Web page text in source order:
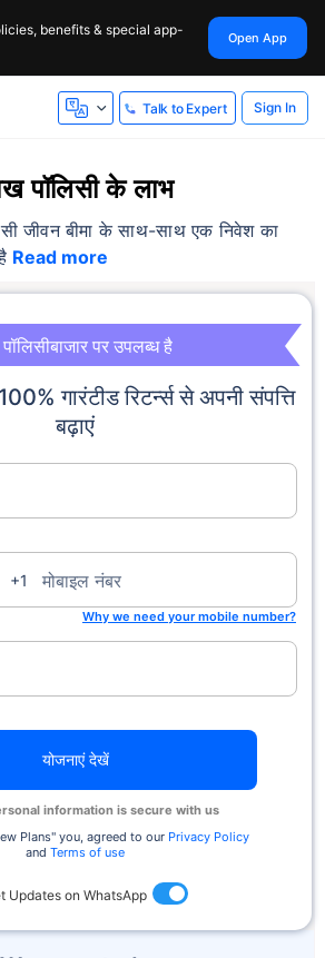
benefits & special app-
Open App
Talk to Expert Sign In
पॉलिसी के लाभ
जीवन बीमा के साथ-साथ एक निवेश का
Read more
पर उपलब्ध है
गारंटीड रिटर्न्स से अपनी संपत्ति
बढ़ाएं
+1 मोबाइल नंबर
Why we need your mobile number?
योजनाएं देखें
information is secure with us
Plans'' you, agreed to our Privacy Policy
andTerms of use
Updates on WhatsApp